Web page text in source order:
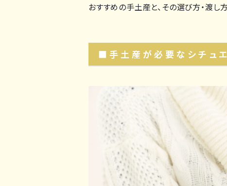
おすすめの手土産と、その選び方・渡し
■手土産が必要なシチュ